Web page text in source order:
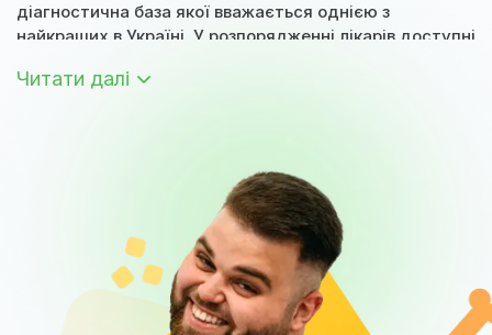
діагностична база якої вважається однією з
найкращих в Україні. У розпорядженні лікарів доступні
томографія, високоякісний рентген, експертне УЗД,
інтенсивної терапії, а також загальної терапії.
Читати далі